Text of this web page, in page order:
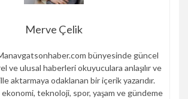
Merve Çelik
bünyesinde güncel
ve ulusal haberleri okuyuculara anlaşılır ve
aktarmaya odaklanan bir içerik yazarıdır.
teknoloji, spor, yaşam ve gündeme